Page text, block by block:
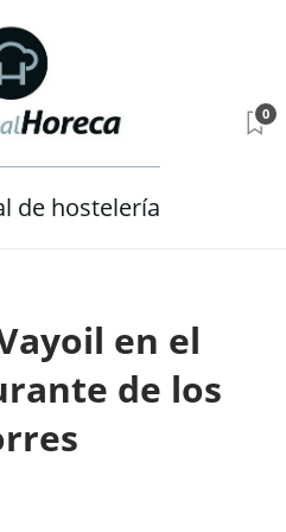
de hostelería
0
en el
de los